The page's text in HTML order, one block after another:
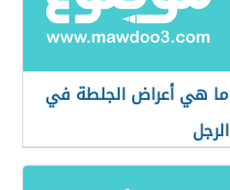
ما هي أعراض الجلطة في
الرجل